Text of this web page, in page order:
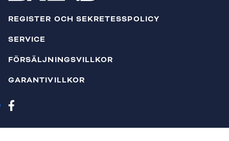
REGISTER OCH SEKRETESSPOLICY
SERVICE
FÖRSÄLJNINGSVILLKOR
GARANTIVILLKOR